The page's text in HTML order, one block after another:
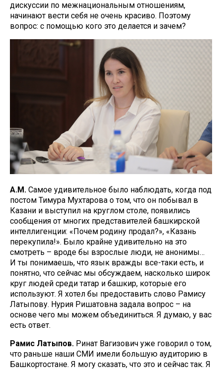
дискуссии по межнациональным отношениям,
начинают вести себя не очень красиво. Поэтому
вопрос: с помощью кого это делается и зачем?
А.М. Самое удивительное было наблюдать, когда под
постом Тимура Мухтарова о том, что он побывал в
Казани и выступил на круглом столе, появились
сообщения от многих представителей башкирской
интеллигенции: «Почем родину продал?», «Казань
перекупила!». Было крайне удивительно на это
смотреть – вроде бы взрослые люди, не анонимы…
И ты понимаешь, что язык вражды все-таки есть, и
понятно, что сейчас мы обсуждаем, насколько широк
круг людей среди татар и башкир, которые его
используют. Я хотел бы предоставить слово Рамису
Латыпову. Нурия Ришатовна задала вопрос – на
основе чего мы можем объединиться. Я думаю, у вас
есть ответ.
Рамис Латыпов. Ринат Вагизович уже говорил о том,
что раньше наши СМИ имели большую аудиторию в
Башкортостане. Я могу сказать, что это и сейчас так. Я